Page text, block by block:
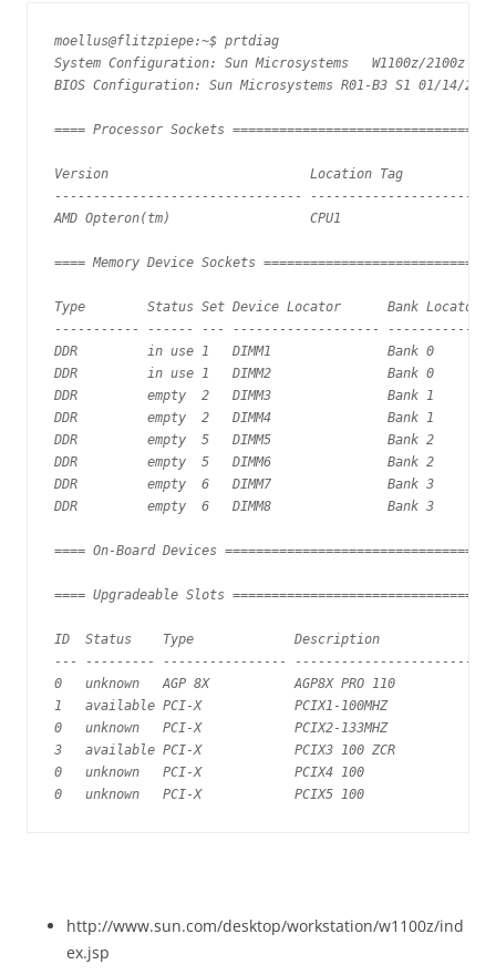
moellus@flitzpiepe:~$ prtdiag
System Configuration: Sun Microsystems   W1100z/2100z
BIOS Configuration: Sun Microsystems R01-B3 S1 01/14/2005
==== Processor Sockets
Version                          Location Tag
--------------------------------
AMD Opteron(tm)                  CPU1
==== Memory Device Sockets
Type        Status Set Device Locator      Bank Locator
----------- ------ --- -------------------
DDR         in use 1   DIMM1               Bank 0
DDR         in use 1   DIMM2               Bank 0
DDR         empty  2   DIMM3               Bank 1
DDR         empty  2   DIMM4               Bank 1
DDR         empty  5   DIMM5               Bank 2
DDR         empty  5   DIMM6               Bank 2
DDR         empty  6   DIMM7               Bank 3
DDR         empty  6   DIMM8               Bank 3
==== On-Board Devices
==== Upgradeable Slots
ID  Status    Type             Description
--- --------- ----------------
0   unknown   AGP 8X           AGP8X PRO 110
1   available PCI-X            PCIX1-100MHZ
0   unknown   PCI-X            PCIX2-133MHZ
3   available PCI-X            PCIX3 100 ZCR
0   unknown   PCI-X            PCIX4 100
http://www.sun.com/desktop/workstation/w1100z/ind
ex.jsp